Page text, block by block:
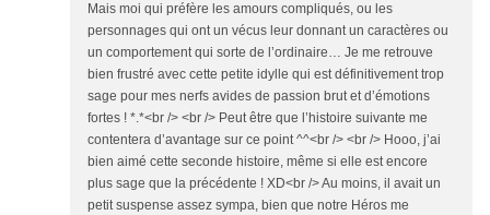
Mais moi qui préfère les amours compliqués, ou les
personnages qui ont un vécus leur donnant un caractères ou
un comportement qui sorte de l’ordinaire… Je me retrouve
bien frustré avec cette petite idylle qui est définitivement trop
sage pour mes nerfs avides de passion brut et d’émotions
fortes ! *.*<br /> <br /> Peut être que l’histoire suivante me
contentera d’avantage sur ce point ^^<br /> <br /> Hooo, j’ai
bien aimé cette seconde histoire, même si elle est encore
plus sage que la précédente ! XD<br /> Au moins, il avait un
petit suspense assez sympa, bien que notre Héros me